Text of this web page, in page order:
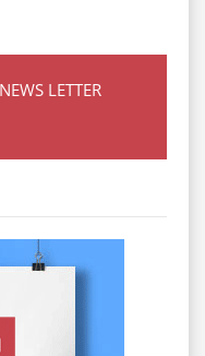
LETTER